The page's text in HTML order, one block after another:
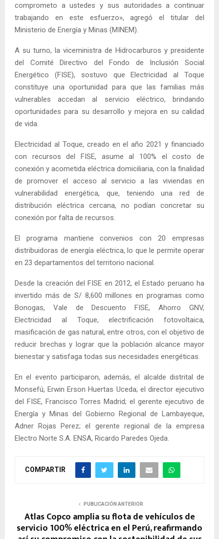
comprometo a ustedes y sus autoridades a continuar
trabajando en este esfuerzo», agregó el titular del
Ministerio de Energía y Minas (MINEM).
A su turno, la viceministra de Hidrocarburos y presidente
del Comité Directivo del Fondo de Inclusión Social
Energético (FISE), sostuvo que Electricidad al Toque
constituye una oportunidad para que las familias más
vulnerables accedan al servicio eléctrico, brindando
oportunidades para su desarrollo y mejora en su calidad
de vida.
Electricidad al Toque, creado en el año 2021 y financiado
con recursos del FISE, asume al 100% el costo de
conexión y acometida eléctrica domiciliaria, con la finalidad
de promover el acceso al servicio a las viviendas en
vulnerabilidad energética, que, teniendo una red de
distribución eléctrica cercana, no podían concretar su
conexión por falta de recursos.
El programa mantiene convenios con 20 empresas
distribuidoras de energía eléctrica, lo que le permite operar
en 23 departamentos del territorio nacional.
Desde la creación del FISE en 2012, el Estado peruano ha
invertido más de S/ 8,600 millones en programas como
Bonogas, Vale de Descuento FISE, Ahorro GNV,
Electricidad al Toque, electrificación fotovoltaica,
masificación de gas natural, entre otros, con el objetivo de
reducir brechas y lograr que la población alcance mayor
bienestar y satisfaga todas sus necesidades energéticas.
En el evento participaron, además, el alcalde distrital de
Monsefú, Erwin Erson Huertas Uceda; el director ejecutivo
del FISE, Francisco Torres Madrid; el gerente ejecutivo de
Energía y Minas del Gobierno Regional de Lambayeque,
Adner Rojas Perez; el gerente regional de la empresa
Electro Norte S.A. ENSA, Ricardo Paredes Ojeda.
COMPARTIR
PUBLICACIÓN ANTERIOR
Atlas Copco amplia su flota de vehículos de
servicio 100% eléctrica en el Perú, reafirmando